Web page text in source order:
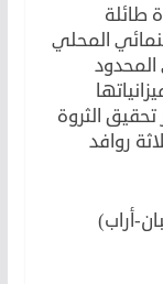
طائلة
المحلي
المحدود
الثروة
روافد
أراب)